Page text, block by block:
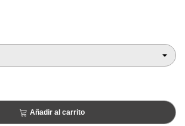
Añadir al carrito